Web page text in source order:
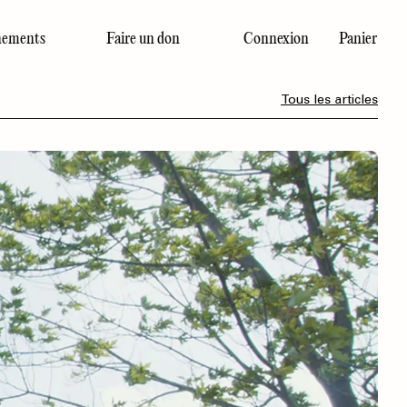
Faire un don Connexion Panier
Tous les articles